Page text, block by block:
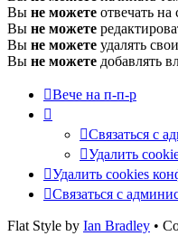
Вы не можете отвечать
Вы не можете
Вы не можете удалять
Вы не можете добавлять
Вече на п-п-р
Связаться с
Удалить
Удалить cookies
Связаться с
Flat Style by Ian Bradley •